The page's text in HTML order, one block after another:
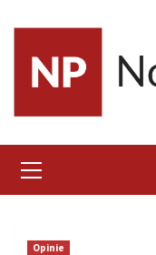
content
Menu
Opinie